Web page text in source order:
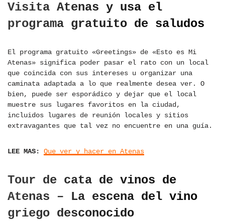
Visita Atenas y usa el
programa gratuito de saludos
El programa gratuito «Greetings» de «Esto es Mi
Atenas» significa poder pasar el rato con un local
que coincida con sus intereses u organizar una
caminata adaptada a lo que realmente desea ver. O
bien, puede ser esporádico y dejar que el local
muestre sus lugares favoritos en la ciudad,
incluidos lugares de reunión locales y sitios
extravagantes que tal vez no encuentre en una guía.
LEE MAS: Que ver y hacer en Atenas
Tour de cata de vinos de
Atenas – La escena del vino
griego desconocido